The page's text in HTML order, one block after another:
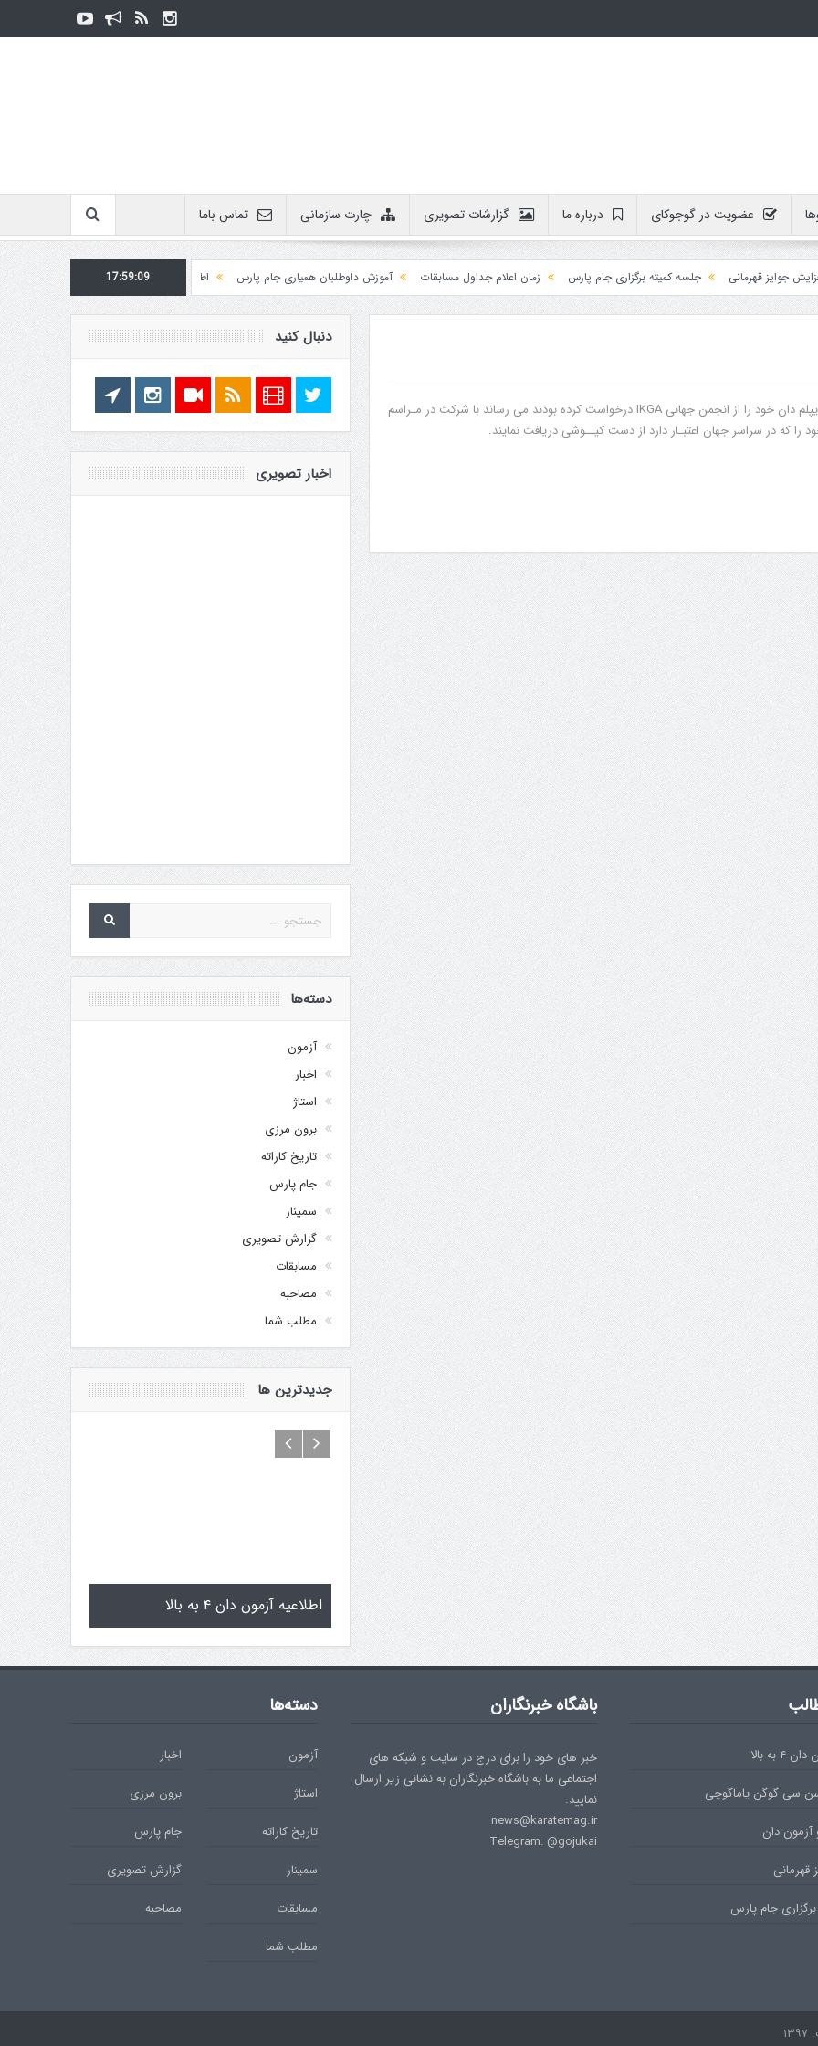
عضویت در گوجوکای درباره ما گزارشات تصویری چارت سازمانی تماس باما
قهرمانی جلسه کمیته برگزاری جام پارس زمان اعلام جداول مسابقات آموزش داوطلبان همیاری جام پارس
اطلاعیه روابط عمومی در مورد برگزاری مسابقات
17:59:09
به اطلاع اعضای گرامی که دیپلم دان خود را از انجمن جهانی IKGA درخواست کرده بودند می رساند با شرکت در مـراسم
را که در سراسر جهان اعتبـار دارد از دست کیــوشی دریافت نمایند.
دنبال کنید
اخبار تصویری
دسته‌ها
آزمون
اخبار
استاژ
برون مرزی
تاریخ کاراته
جام پارس
سمینار
گزارش تصویری
مسابقات
مصاحبه
مطلب شما
جدیدترین ها
تمرینات اطلاعیه آزمون دان ۴ به بالا تولد کایچو سن سی گوگن یاماگوچی سمینار فنی و آزمون دان
به بالا
سی گوگن یاماگوچی
آزمون دان
قهرمانی
جام پارس
باشگاه خبرنگاران
خبر های خود را برای درج در سایت و شبکه های
اجتماعی ما به باشگاه خبرنگاران به نشانی زیر ارسال
نمایید.
news@karatemag.ir
Telegram: @gojukai
دسته‌ها
آزمون
اخبار
استاژ
برون مرزی
تاریخ کاراته
جام پارس
سمینار
گزارش تصویری
مسابقات
مصاحبه
مطلب شما